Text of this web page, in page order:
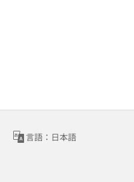
言語：日本語